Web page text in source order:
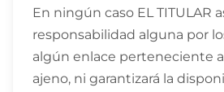
En ningún caso EL TITULAR
responsabilidad alguna por
algún enlace perteneciente
ajeno, ni garantizará la